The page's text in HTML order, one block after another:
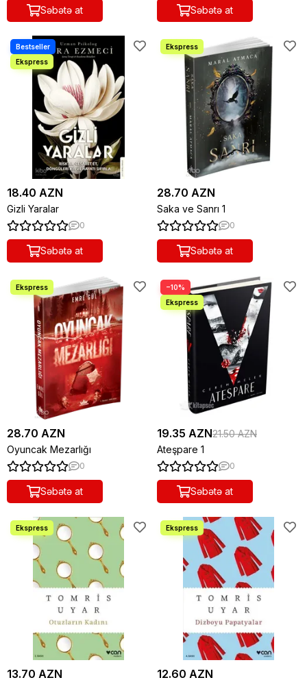
Səbətə at Səbətə at
18.40 AZN
Gizli Yaralar
0
Səbətə at
28.70 AZN
Saka ve Sanrı 1
0
Səbətə at
28.70 AZN
Oyuncak Mezarlığı
0
Səbətə at
−10%
19.35 AZN21.50 AZN
Ateşpare 1
0
Səbətə at
13.70 AZN 12.60 AZN